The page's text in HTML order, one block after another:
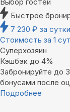
Быстрое
7 230 ₽ за сутки
Стоимость за 1
Суперхозяин
Кэшбэк до 4%
Забронируйте до
бонусами после
Подробнее